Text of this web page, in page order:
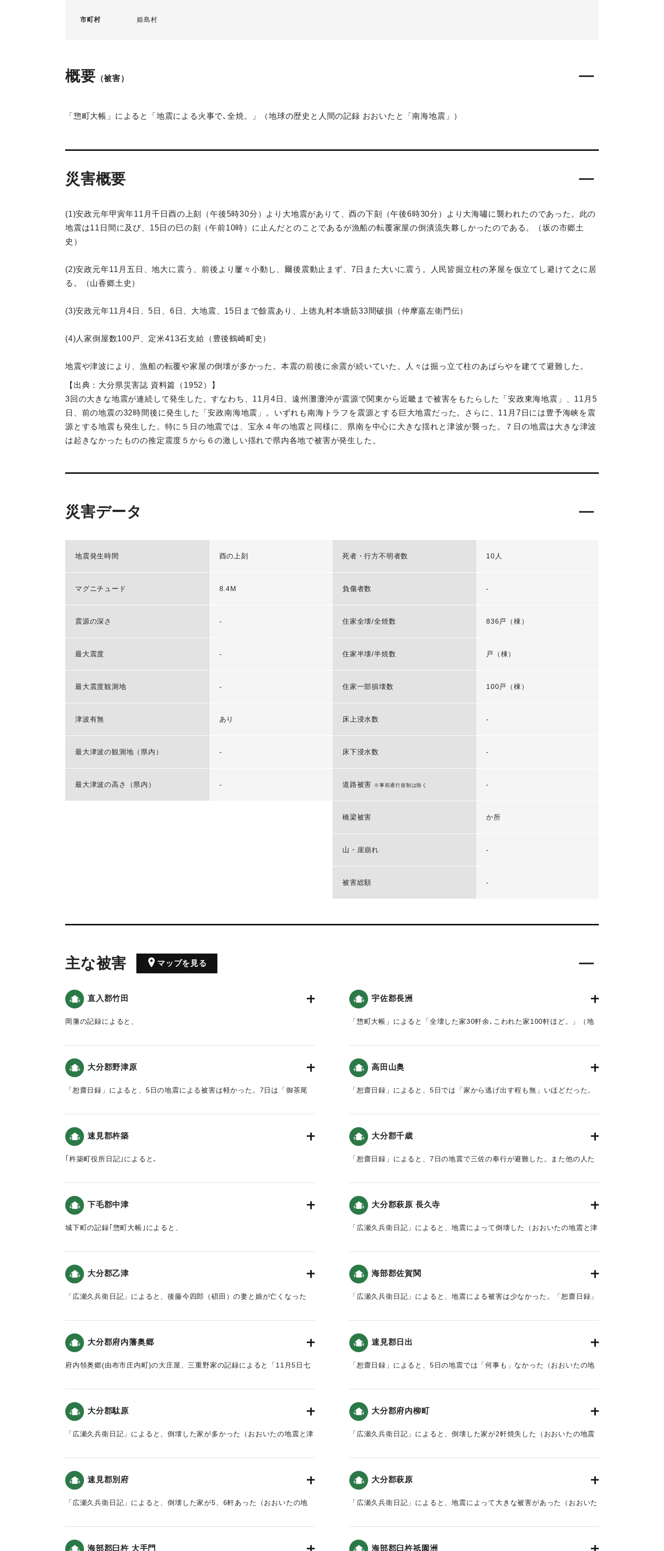
市町村 姫島村
概要 （被害）
「惣町大帳」によると「地震による火事で､全焼。」（地球の歴史と人間の記録 おおいたと「南海地震」）
災害概要
(1)安政元年甲寅年11月千日酉の上刻（午後5時30分）より大地震がありて、酉の下刻（午後6時30分）より大海嘯に襲われたのであった。此の
地震は11日間に及び、15日の巳の刻（午前10時）に止んだとのことであるが漁船の転覆家屋の倒潰流失夥しかったのである。（坂の市郷土
史）
(2)安政元年11月五日、地大に震う、前後より屢々小動し、爾後震動止まず、7日また大いに震う。人民皆掘立柱の茅屋を仮立てし避けて之に居
る。（山香郷土史）
(3)安政元年11月4日、5日、6日、大地震、15日まで餘震あり、上徳丸村本塘筋33間破損（仲摩嘉左衛門伝）
(4)人家倒屋数100戸、定米413石支給（豊後鶴崎町史）
地震や津波により、漁船の転覆や家屋の倒壊が多かった。本震の前後に余震が続いていた。人々は掘っ立て柱のあばらやを建てて避難した。
【出典：大分県災害誌 資料篇（1952）】
3回の大きな地震が連続して発生した。すなわち、11月4日、遠州灘灘沖が震源で関東から近畿まで被害をもたらした「安政東海地震」、11月5
日、前の地震の32時間後に発生した「安政南海地震」。いずれも南海トラフを震源とする巨大地震だった。さらに、11月7日には豊予海峡を震
源とする地震も発生した。特に５日の地震では、宝永４年の地震と同様に、県南を中心に大きな揺れと津波が襲った。７日の地震は大きな津波
は起きなかったものの推定震度５から６の激しい揺れで県内各地で被害が発生した。
災害データ
地震発生時間 酉の上刻
マグニチュード 8.4M
震源の深さ -
最大震度 -
最大震度観測地 -
津波有無 あり
最大津波の観測地（県内） -
最大津波の高さ（県内） -
死者・行方不明者数 10人
負傷者数 -
住家全壊/全焼数 836戸（棟）
住家半壊/半焼数 戸（棟）
住家一部損壊数 100戸（棟）
床上浸水数 -
床下浸水数 -
道路被害 ※事前通行規制は除く -
橋梁被害 か所
山・崖崩れ -
被害総額 -
主な被害 マップを見る
直入郡竹田
岡藩の記録によると、
「「申ノ下刻」に大地震。お過剰では本丸で地割れが生じた。「鐘丸様」・
「於芳様」は庭へ避難した。」7日「「辰ノ下刻」の再び大地震が起きた。
本丸の番所などが倒れ、石垣も数か所で崩れた。「御西郭」では地割れが生
（地球の歴史と人間の記録 おおいたと「南海地震」）。
宇佐郡長洲
「惣町大帳」によると「全壊した家30軒余､こわれた家100軒ほど。」（地
大分郡野津原
「恕齋日録」によると、5日の地震による被害は軽かった。7日は「御茶尾
高田山奥
「恕齋日録」によると、5日では「家から逃げ出す程も無」いほどだった。
速見郡杵築
｢杵築町役所日記｣によると､
損し､町中混乱しました｡六軒町(杵築城の南)辺りに｢高張｣を立て夜回りにあ
たりました。」7日「四ツ時分､大地震にて六軒町･魚町他大破しました｡船
に乗り込んだり､大手に逃れたりして､有り合わせの竹木で仮小屋を建てまし
「５日より､井戸水が1・2尺減った井戸､水が枯れた井戸もありました。」
く倒壊しました。特に六軒町など海沿いの川が被害が大きかったようです。
津波に関しては、杵築に大きな波は押し寄せていませんが、何度も海面が激
しく満ち引きを繰り返し、海沿いの人々は恐怖におののき逃げ惑いまし
大分郡千歳
「恕齋日録」によると、7日の地震で三佐の奉行が避難した。また他の人た
下毛郡中津
城下町の記録｢惣町大帳｣によると、
地震、七ツ半時(16時頃)に大地震がおこり､30分程ゆれました｡紺屋の藍瓶
があふれましたが､潰れた家はありませんでした｡その夜から何度か揺れまし
た。」7日「五ツ半時(9時頃)にまた強くゆれました。」「※その後、9日ま
んでした。」（地球の歴史と人間の記録 おおいたと「南海地震」）
大分郡萩原 長久寺
「広瀬久兵衛日記」によると、地震によって倒壊した（おおいたの地震と津
大分郡乙津
「広瀬久兵衛日記」によると、後藤今四郎（碩田）の妻と娘が亡くなった
海部郡佐賀関
「広瀬久兵衛日記」によると、地震による被害は少なかった。「恕齋日録」
軽かった（おおいたの地震と津波）。
｜固有コード:00199027
大分郡府内藩奥郷
府内領奥郷(由布市庄内町)の大庄屋、三重野家の記録によると「11月5日七
り､また人々が離散しないように世話をすることが命じられました｡また､郷
民達は､他の仕事を中断してでも縄をつくるよう命じられました。（地球の
歴史と人間の記録 おおいたと「南海地震」）
｜固有コード:00199028
速見郡日出
「恕齋日録」によると、5日の地震では「何事も」なかった（おおいたの地
大分郡駄原
「広瀬久兵衛日記」によると、倒壊した家が多かった（おおいたの地震と津
大分郡府内柳町
「広瀬久兵衛日記」によると、倒壊した家が2軒焼失した（おおいたの地震
速見郡別府
「広瀬久兵衛日記」によると、倒壊した家が5、6軒あった（おおいたの地
大分郡萩原
「広瀬久兵衛日記」によると、地震によって大きな被害があった（おおいた
海部郡臼杵 大手門 海部郡臼杵祇園洲